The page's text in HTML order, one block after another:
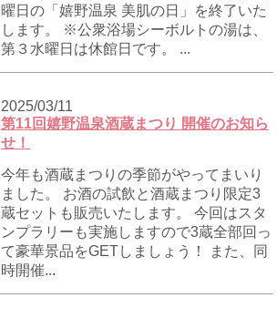
曜日の「嬉野温泉 美肌の日」を終了いた
します。 ※公衆浴場シーボルトの湯は、
第３水曜日は休館日です。 ...
2025/03/11
第11回嬉野温泉酒蔵まつり 開催のお知ら
せ！
今年も酒蔵まつりの季節がやってまいり
ました。 お酒の試飲と酒蔵まつり限定3
蔵セットも販売いたします。 今回はスタ
ンプラリーも実施しますので3蔵全部回っ
て豪華景品をGETしましょう！ また、同
時開催...